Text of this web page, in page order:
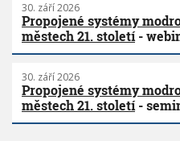
30. září 2026
Propojené systémy
městech 21. století-
30. září 2026
Propojené systémy
městech 21. století-